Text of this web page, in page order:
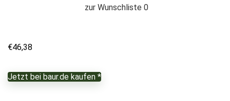
zur Wunschliste 0
€46,38
Jetzt bei baur.de kaufen *